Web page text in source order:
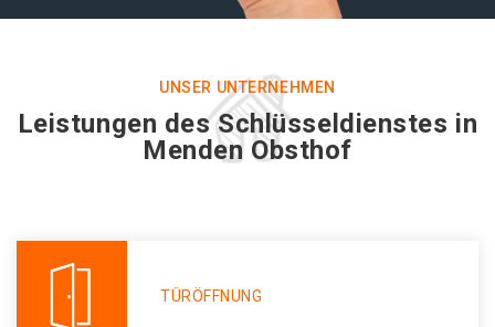
UNSER UNTERNEHMEN
Leistungen des Schlüsseldienstes in
Menden Obsthof
TÜRÖFFNUNG